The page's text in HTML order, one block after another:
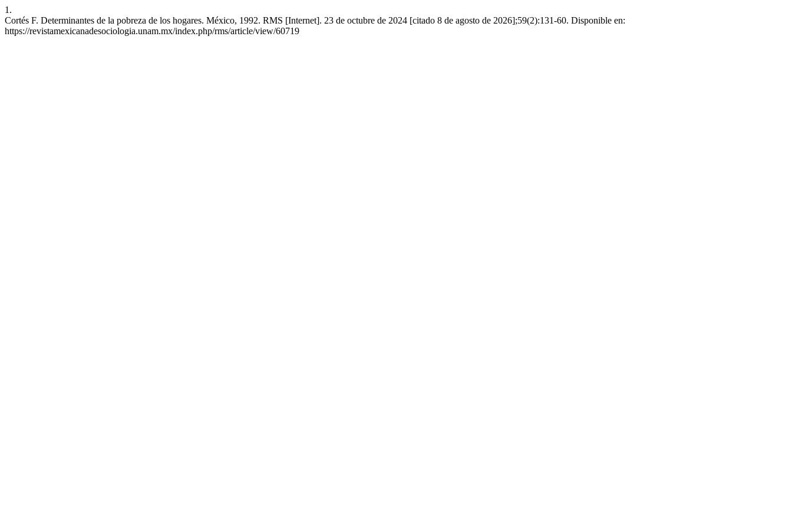
1.
Cortés F. Determinantes de la pobreza de los hogares. México, 1992. RMS [Internet]. 23 de octubre de 2024 [citado 8 de agosto de 2026];59(2):131-60. Disponible en:
https://revistamexicanadesociologia.unam.mx/index.php/rms/article/view/60719